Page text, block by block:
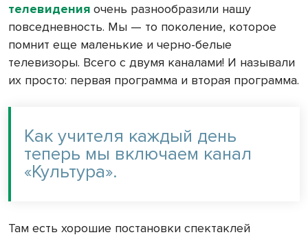
телевидения очень разнообразили нашу
повседневность. Мы — то поколение, которое
помнит еще маленькие и черно-белые
телевизоры. Всего с двумя каналами! И называли
их просто: первая программа и вторая программа.
Как учителя каждый день
теперь мы включаем канал
«Культура».
Там есть хорошие постановки спектаклей